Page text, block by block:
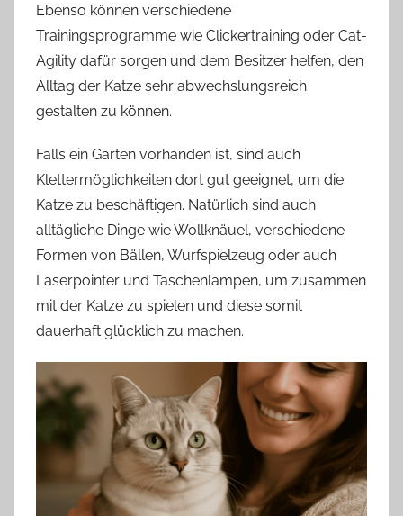
Ebenso können verschiedene
Trainingsprogramme wie Clickertraining oder Cat-
Agility dafür sorgen und dem Besitzer helfen, den
Alltag der Katze sehr abwechslungsreich
gestalten zu können.
Falls ein Garten vorhanden ist, sind auch
Klettermöglichkeiten dort gut geeignet, um die
Katze zu beschäftigen. Natürlich sind auch
alltägliche Dinge wie Wollknäuel, verschiedene
Formen von Bällen, Wurfspielzeug oder auch
Laserpointer und Taschenlampen, um zusammen
mit der Katze zu spielen und diese somit
dauerhaft glücklich zu machen.